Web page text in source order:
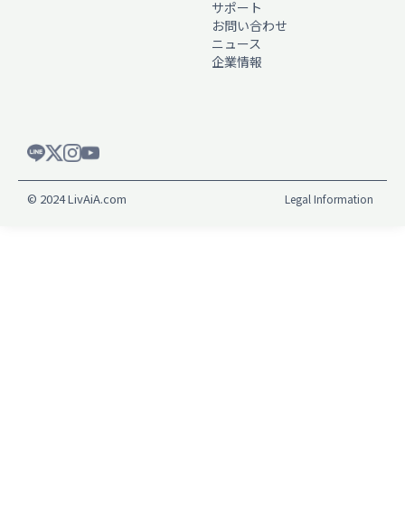
サポート
お問い合わせ
ニュース
企業情報
© 2024 LivAiA.com Legal Information